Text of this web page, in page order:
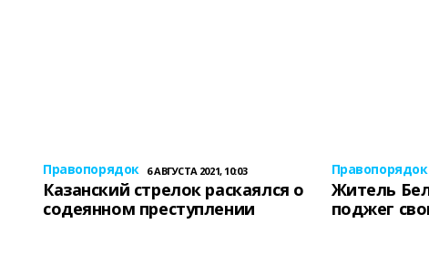
Правопорядок 6 АВГУСТА 2021, 10:03
Казанский стрелок раскаялся о
содеянном преступлении
Правопорядок
Житель
поджег